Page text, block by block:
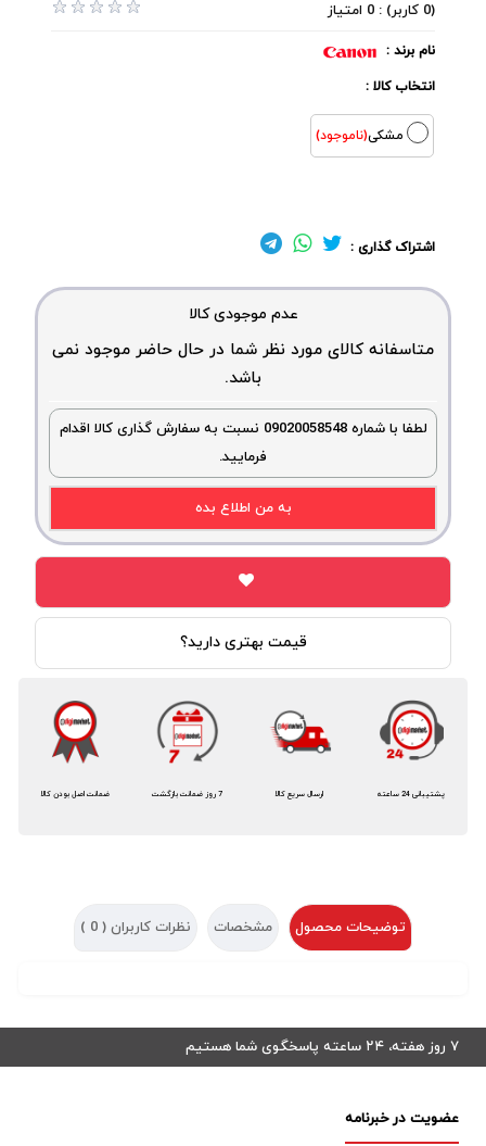
(0 کاربر) : 0 امتیاز
نام برند :
انتخاب کالا :
مشکی(ناموجود)
اشتراک گذاری :
عدم موجودی کالا
متاسفانه کالای مورد نظر شما در حال حاضر موجود نمی
باشد.
لطفا با شماره 09020058548 نسبت به سفارش گذاری کالا اقدام
فرمایید.
به من اطلاع بده
قیمت بهتری دارید؟
ضمانت اصل بودن کالا 7 روز ضمانت بازگشت ارسال سریع کالا پشتیبانی 24 ساعته
توضیحات محصول مشخصات نظرات کاربران ( 0
)
۷ روز هفته، ۲۴ ساعته پاسخگوی شما هستیم
عضویت در خبرنامه